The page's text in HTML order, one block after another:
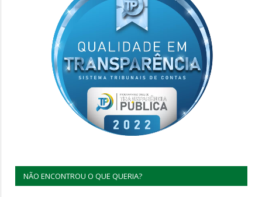
NÃO ENCONTROU O QUE QUERIA?